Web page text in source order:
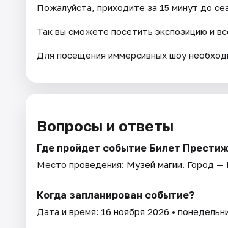
Пожалуйста, приходите за 15 минут до
Так вы сможете посетить экспозицию и
Для посещения иммерсивных шоу
Вопросы и ответы
Где пройдет событие Билет
Место проведения: Музей магии. Город —
Когда запланирован событие?
Дата и время: 16 ноября 2026 •